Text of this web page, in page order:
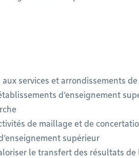
services et arrondissements
d’enseignement
de maillage et de
supérieur
le transfert des résultats